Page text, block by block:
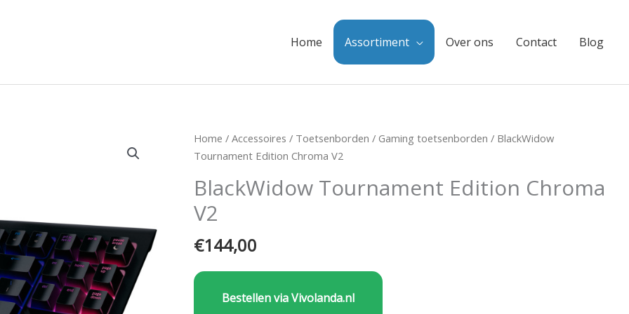
Home Assortiment Over ons Contact Blog
Home /Accessoires / Toetsenborden / Gaming toetsenborden / BlackWidow
Tournament Edition Chroma V2
BlackWidow Tournament Edition Chroma
V2
€144,00
Bestellen via Vivolanda.nl